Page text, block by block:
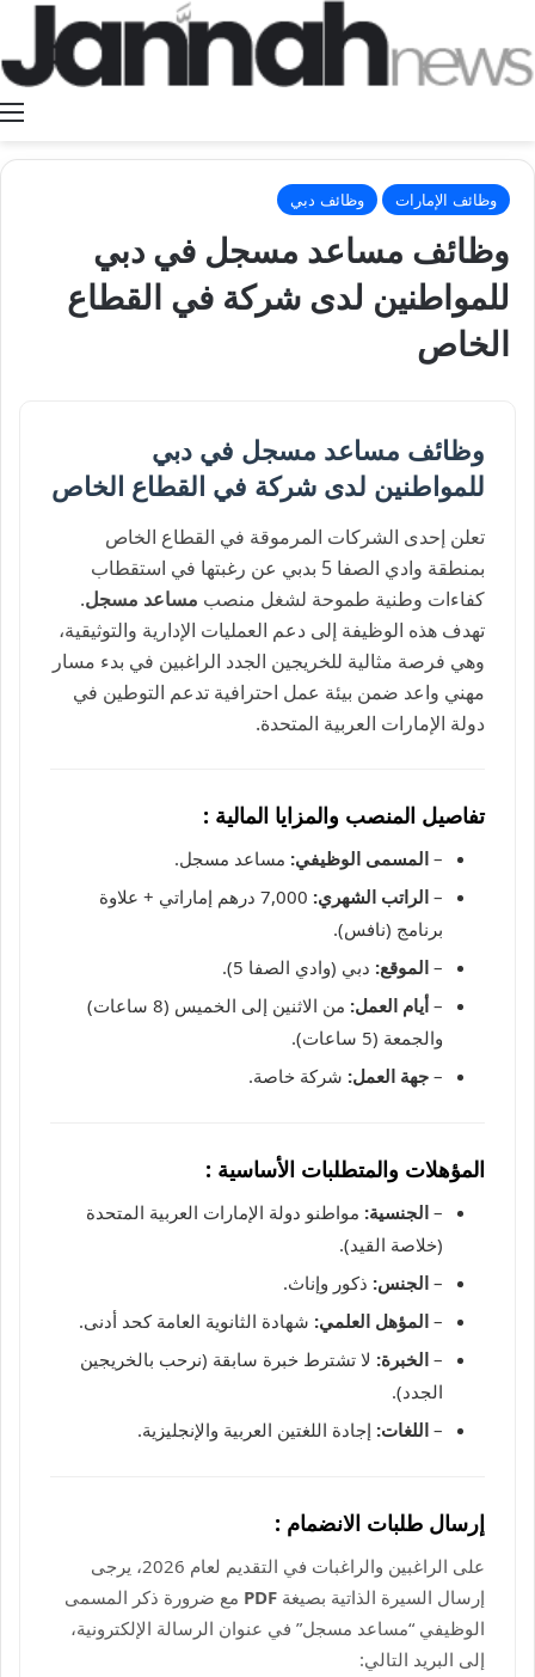
وظائف الإمارات وظائف دبي
وظائف مساعد مسجل في دبي
للمواطنين لدى شركة في القطاع
الخاص
وظائف مساعد مسجل في دبي
للمواطنين لدى شركة في القطاع الخاص
تعلن إحدى الشركات المرموقة في القطاع الخاص
بمنطقة وادي الصفا 5 بدبي عن رغبتها في استقطاب
كفاءات وطنية طموحة لشغل منصب مساعد مسجل.
تهدف هذه الوظيفة إلى دعم العمليات الإدارية والتوثيقية،
وهي فرصة مثالية للخريجين الجدد الراغبين في بدء مسار
مهني واعد ضمن بيئة عمل احترافية تدعم التوطين في
دولة الإمارات العربية المتحدة.
تفاصيل المنصب والمزايا المالية :
– المسمى الوظيفي: مساعد مسجل.
– الراتب الشهري:
7,000 درهم إماراتي + علاوة
برنامج (نافس).
– الموقع: دبي (وادي الصفا 5).
– أيام العمل:
من الاثنين إلى الخميس (8 ساعات)
والجمعة (5 ساعات).
– جهة العمل: شركة خاصة.
المؤهلات والمتطلبات الأساسية :
– الجنسية: مواطنو دولة الإمارات العربية المتحدة
(خلاصة القيد).
– الجنس: ذكور وإناث.
– المؤهل العلمي: شهادة الثانوية العامة كحد أدنى.
– الخبرة: لا تشترط خبرة سابقة (نرحب بالخريجين
الجدد).
– اللغات: إجادة اللغتين العربية والإنجليزية.
إرسال طلبات الانضمام :
على الراغبين والراغبات في التقديم لعام 2026، يرجى
إرسال السيرة الذاتية بصيغة PDF مع ضرورة ذكر المسمى
الوظيفي “مساعد مسجل” في عنوان الرسالة الإلكترونية،
إلى البريد التالي: